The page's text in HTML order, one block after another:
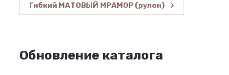
Гибкий МАТОВЫЙ МРАМОР (рулон)
Обновление каталога